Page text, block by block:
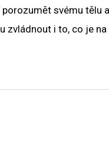
svému tělu
zvládnout i to, co je